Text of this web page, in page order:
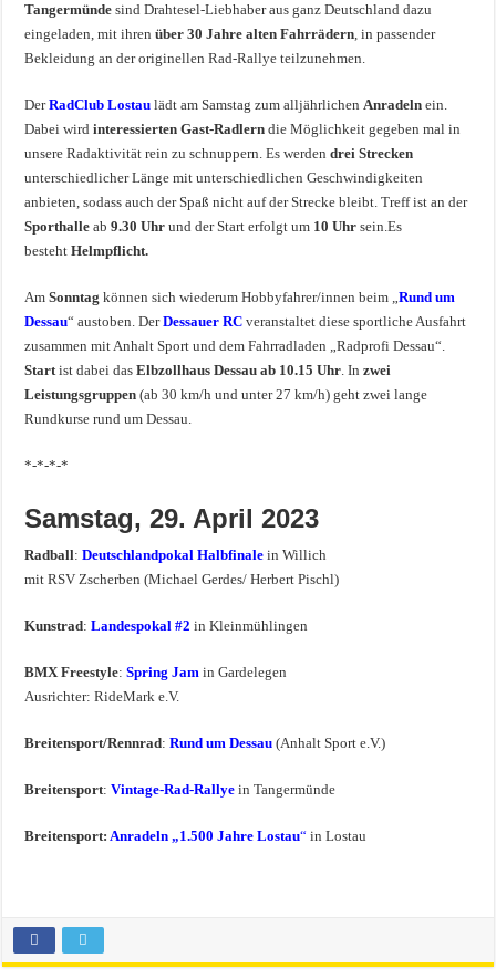
Tangermündesind Drahtesel-Liebhaber aus ganz Deutschland dazu
eingeladen, mit ihrenüber 30 Jahre alten Fahrrädern, in passender
Bekleidung an der originellen Rad-Rallye teilzunehmen.
DerRadClub Lostau lädt am Samstag zum alljährlichenAnradelnein.
Dabei wirdinteressierten Gast-Radlern die Möglichkeit gegeben mal in
unsere Radaktivität rein zu schnuppern. Es werdendrei Strecken
unterschiedlicher Länge mit unterschiedlichen Geschwindigkeiten
anbieten, sodass auch der Spaß nicht auf der Strecke bleibt. Treff ist an der
Sporthalle ab9.30 Uhrund der Start erfolgt um 10 Uhr sein.Es
bestehtHelmpflicht.
AmSonntag können sich wiederum Hobbyfahrer/innen beim „Rund um
Dessau“ austoben. DerDessauer RC veranstaltet diese sportliche Ausfahrt
zusammen mit Anhalt Sport und dem Fahrradladen „Radprofi Dessau“.
Startist dabei dasElbzollhaus Dessau ab 10.15 Uhr. Inzwei
Leistungsgruppen (ab 30 km/h und unter 27 km/h) geht zwei lange
Rundkurse rund um Dessau.
*-*-*-*
Samstag, 29. April 2023
Radball:Deutschlandpokal Halbfinale in Willich
mit RSV Zscherben (Michael Gerdes/ Herbert Pischl)
Kunstrad:Landespokal #2 in Kleinmühlingen
BMX Freestyle:Spring Jam in Gardelegen
Ausrichter: RideMark e.V.
Breitensport/Rennrad:Rund um Dessau (Anhalt Sport e.V.)
Breitensport:Vintage-Rad-Rallye in Tangermünde
Breitensport:Anradeln „1.500 Jahre Lostau“ in Lostau